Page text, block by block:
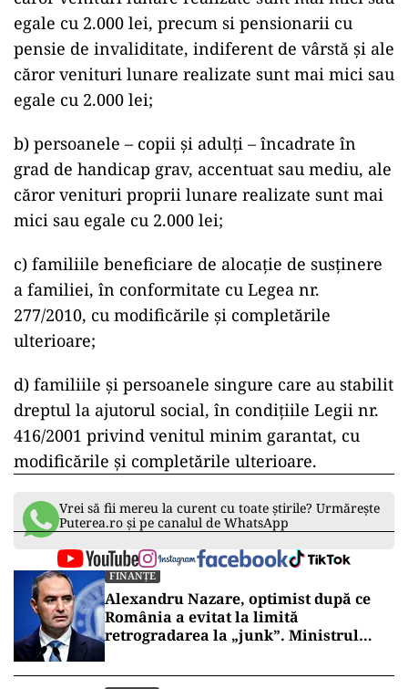
egale cu 2.000 lei, precum si pensionarii cu
pensie de invaliditate, indiferent de vârstă și ale
căror venituri lunare realizate sunt mai mici sau
egale cu 2.000 lei;
b) persoanele – copii și adulți – încadrate în
grad de handicap grav, accentuat sau mediu, ale
căror venituri proprii lunare realizate sunt mai
mici sau egale cu 2.000 lei;
c) familiile beneficiare de alocație de susținere
a familiei, în conformitate cu Legea nr.
277/2010, cu modificările și completările
ulterioare;
d) familiile și persoanele singure care au stabilit
dreptul la ajutorul social, în condițiile Legii nr.
416/2001 privind venitul minim garantat, cu
modificările și completările ulterioare.
Vrei să fii mereu la curent cu toate știrile? Urmărește
Puterea.ro și pe canalul de WhatsApp
FINANȚE
Alexandru Nazare, optimist după ce
România a evitat la limită
retrogradarea la „junk”. Ministrul
în 2027